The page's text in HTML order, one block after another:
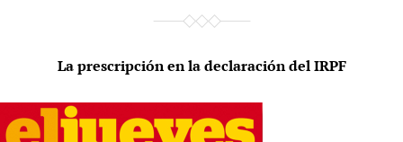
La prescripción en la declaración del IRPF